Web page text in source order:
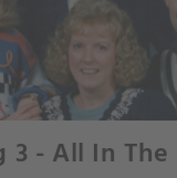
- All In The